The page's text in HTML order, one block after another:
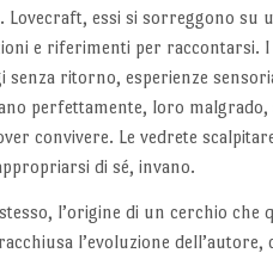
essi si sorreggono su
e riferimenti per raccontarsi.
ritorno, esperienze
perfettamente, loro
convivere. Le vedrete
di sé, invano.
l’origine di un cerchio che
l’evoluzione dell’autore,